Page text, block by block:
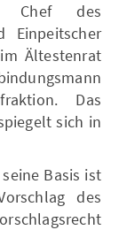
Chef des
Einpeitscher
Ältestenrat
Das
sich in
Basis ist
des